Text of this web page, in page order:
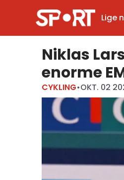
Lige
Niklas
enorme
CYKLING•OKT. 02